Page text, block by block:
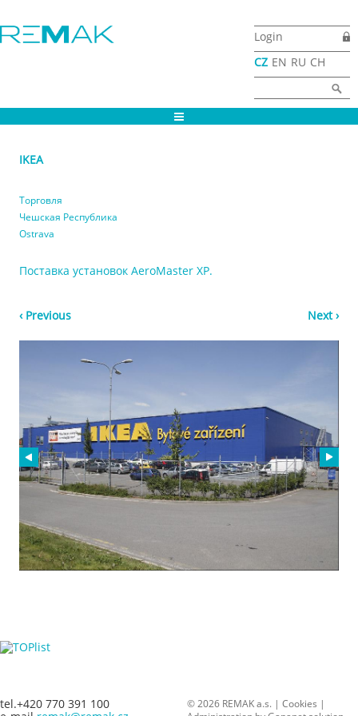
Login
CZ EN RU CH
Пошукова форма
IKEA
Торговля
Чешская Республика
Ostrava
Поставка установок AeroMaster XP.
‹ Previous Next ›
tel.+420 770 391 100
© 2026 REMAK a.s. | Cookies |